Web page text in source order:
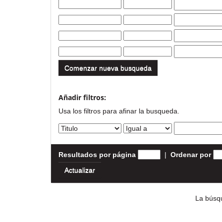
Comenzar nueva busqueda
Añadir filtros:
Usa los filtros para afinar la busqueda.
Resultados por página | Ordenar por
La